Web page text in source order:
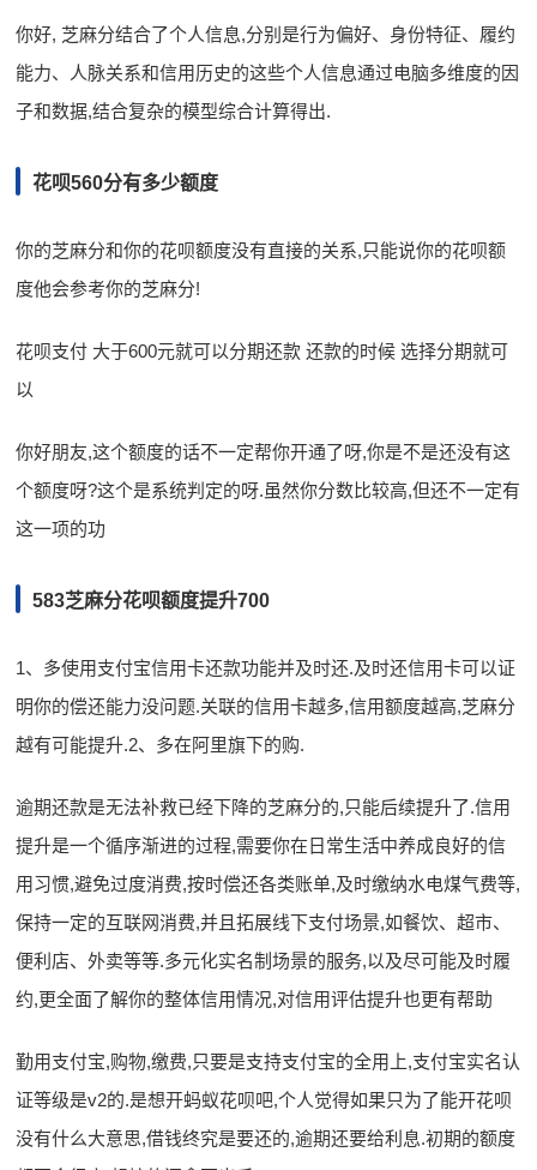
你好, 芝麻分结合了个人信息,分别是行为偏好、身份特征、履约
能力、人脉关系和信用历史的这些个人信息通过电脑多维度的因
子和数据,结合复杂的模型综合计算得出.
花呗560分有多少额度
你的芝麻分和你的花呗额度没有直接的关系,只能说你的花呗额
度他会参考你的芝麻分!
花呗支付 大于600元就可以分期还款 还款的时候 选择分期就可
以
你好朋友,这个额度的话不一定帮你开通了呀,你是不是还没有这
个额度呀?这个是系统判定的呀.虽然你分数比较高,但还不一定有
这一项的功
583芝麻分花呗额度提升700
1、多使用支付宝信用卡还款功能并及时还.及时还信用卡可以证
明你的偿还能力没问题.关联的信用卡越多,信用额度越高,芝麻分
越有可能提升.2、多在阿里旗下的购.
逾期还款是无法补救已经下降的芝麻分的,只能后续提升了.信用
提升是一个循序渐进的过程,需要你在日常生活中养成良好的信
用习惯,避免过度消费,按时偿还各类账单,及时缴纳水电煤气费等,
保持一定的互联网消费,并且拓展线下支付场景,如餐饮、超市、
便利店、外卖等等.多元化实名制场景的服务,以及尽可能及时履
约,更全面了解你的整体信用情况,对信用评估提升也更有帮助
勤用支付宝,购物,缴费,只要是支持支付宝的全用上,支付宝实名认
证等级是v2的.是想开蚂蚁花呗吧,个人觉得如果只为了能开花呗
没有什么大意思,借钱终究是要还的,逾期还要给利息.初期的额度